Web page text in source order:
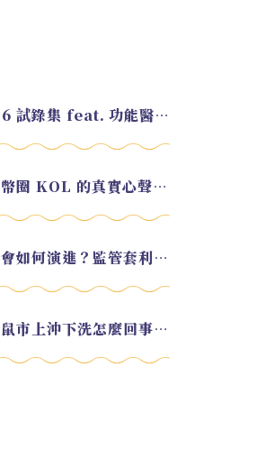
EP.220 好久不見！2026 試錄集 feat. 功能醫學營養師 美寶
EP.219 從銀行高管轉職幣圈 KOL 的真實心聲 feat.龜大
EP.217 美元穩定幣未來會如何演進？監管套利終將收斂？feat. 研究員 余哲安
EP.213 川普大攪局：袋鼠市上沖下洗怎麼回事？feat. Alvin